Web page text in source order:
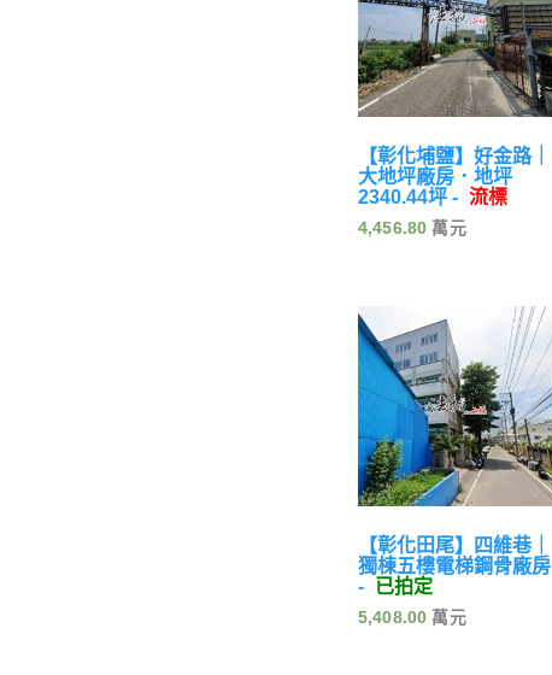
【彰化埔鹽】好金路｜
大地坪廠房．地坪
2340.44坪 - 流標
4,456.80
【彰化田尾】四維巷｜
獨棟五樓電梯鋼骨廠房
- 已拍定
5,408.00